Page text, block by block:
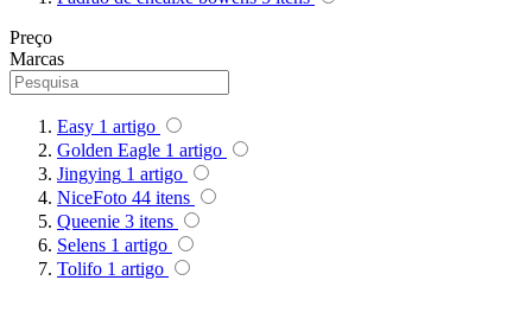
Sutefoto
SYD
Synco
Tiffen
Preço
Marcas
Easy 1 artigo
Golden Eagle 1 artigo
Jingying 1 artigo
NiceFoto 44 itens
Queenie 3 itens
Selens 1 artigo
Tolifo 1 artigo